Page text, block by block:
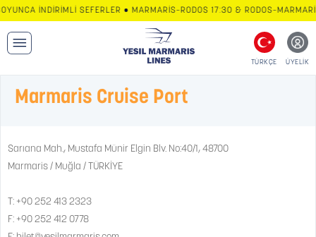
İNDİRİMLİ SEFERLER • MARMARİS–RODOS 17:30 &
TÜRKÇE ÜYELİK
Marmaris Cruise Port
Sarıana Mah., Mustafa Münir Elgin Blv. No:40/1, 48700
Marmaris / Muğla / TÜRKİYE
T: +90 252 413 2323
F: +90 252 412 0778